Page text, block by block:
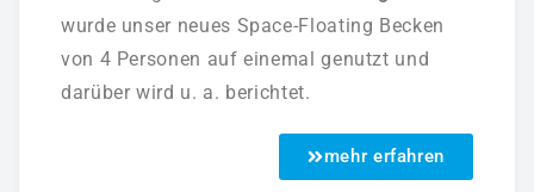
wurde unser neues Space-Floating Becken
von 4 Personen auf einemal genutzt und
darüber wird u. a. berichtet.
mehr erfahren